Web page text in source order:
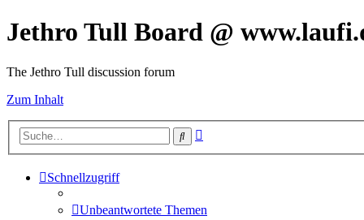
Jethro Tull Board @
The Jethro Tull discussion forum
Zum Inhalt
Suche
Schnellzugriff
Unbeantwortete Themen